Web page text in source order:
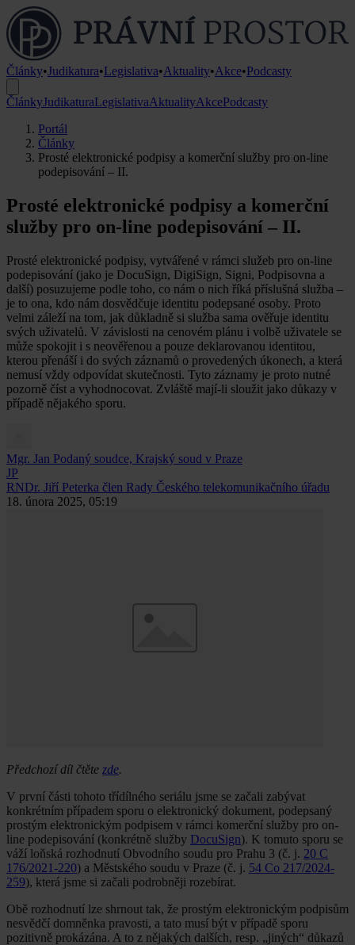
Články•Judikatura•Legislativa•Aktuality•Akce•Podcasty
ČlánkyJudikaturaLegislativaAktualityAkcePodcasty
Portál
Články
Prosté elektronické podpisy a komerční služby pro on-line
podepisování – II.
Prosté elektronické podpisy a komerční
služby pro on-line podepisování – II.
Prosté elektronické podpisy, vytvářené v rámci služeb pro on-line
podepisování (jako je DocuSign, DigiSign, Signi, Podpisovna a
další) posuzujeme podle toho, co nám o nich říká příslušná služba –
je to ona, kdo nám dosvědčuje identitu podepsané osoby. Proto
velmi záleží na tom, jak důkladně si služba sama ověřuje identitu
svých uživatelů. V závislosti na cenovém plánu i volbě uživatele se
může spokojit i s neověřenou a pouze deklarovanou identitou,
kterou přenáší i do svých záznamů o provedených úkonech, a která
nemusí vždy odpovídat skutečnosti. Tyto záznamy je proto nutné
pozorně číst a vyhodnocovat. Zvláště mají-li sloužit jako důkazy v
případě nějakého sporu.
Mgr. Jan Podaný soudce, Krajský soud v Praze
JP
RNDr. Jiří Peterka člen Rady Českého telekomunikačního úřadu
18. února 2025, 05:19
Předchozí díl čtěte zde.
V první části tohoto třídílného seriálu jsme se začali zabývat
konkrétním případem sporu o elektronický dokument, podepsaný
prostým elektronickým podpisem v rámci komerční služby pro on-
line podepisování (konkrétně služby DocuSign). K tomuto sporu se
váží loňská rozhodnutí Obvodního soudu pro Prahu 3 (č. j. 20 C
176/2021-220) a Městského soudu v Praze (č. j. 54 Co 217/2024-
259), která jsme si začali podrobněji rozebírat.
Obě rozhodnutí lze shrnout tak, že prostým elektronickým podpisům
nesvědčí domněnka pravosti, a tato musí být v případě sporu
pozitivně prokázána. A to z nějakých dalších, resp. „jiných“ důkazů